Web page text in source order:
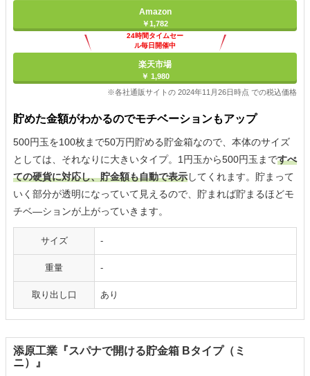
Amazon
￥1,782
24時間タイムセー
ル毎日開催中
楽天市場
￥ 1,980
※各社通販サイトの 2024年11月26日時点 での税込価格
貯めた金額がわかるのでモチベーションもアップ
500円玉を100枚まで50万円貯める貯金箱なので、本体のサイズ
としては、それなりに大きいタイプ。1円玉から500円玉まですべ
ての硬貨に対応し、貯金額も自動で表示してくれます。貯まって
いく部分が透明になっていて見えるので、貯まれば貯まるほどモ
チベ―ションが上がっていきます。
サイズ -
重量 -
取り出し口 あり
添原工業『スパナで開ける貯金箱 Bタイプ（ミ
ニ）』